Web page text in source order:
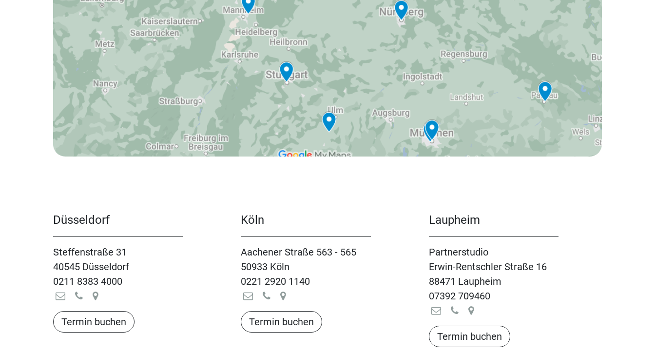
Düsseldorf
Steffenstraße 31
40545 Düsseldorf
0211 8383 4000
Termin buchen​​​​​​​​​​
Köln
Aachener Straße 563 - 565
50933 Köln
0221 2920 1140
Termin buchen​​​​​​​​​​
Laupheim
Partnerstudio
Erwin-Rentschler Straße 16
88471 Laupheim
07392 709460
Termin buchen​​​​​​​​​​